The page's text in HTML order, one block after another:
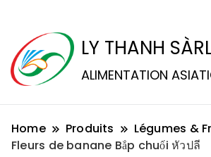
LY THANH
ALIMENTATION
Home Produits
Légumes &
Fleurs de banane Bắp chuối หัวปลี